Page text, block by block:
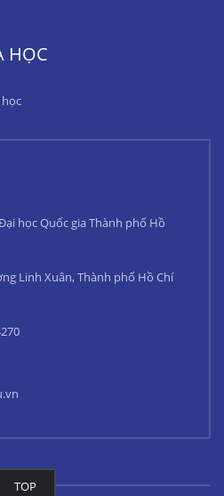
HỌC
học Quốc gia Thành phố Hồ
Linh Xuân, Thành phố Hồ Chí
TOP